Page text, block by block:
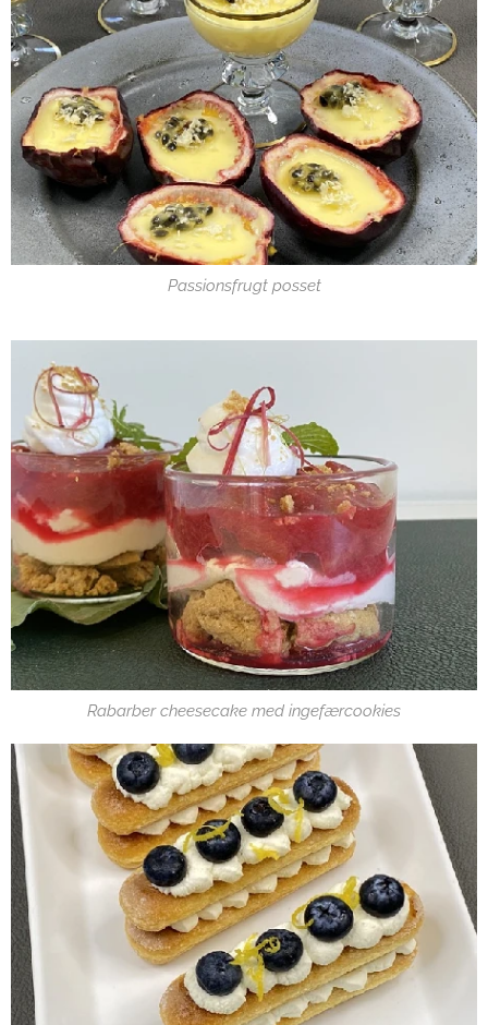
Passionsfrugt posset
Rabarber cheesecake med ingefærcookies